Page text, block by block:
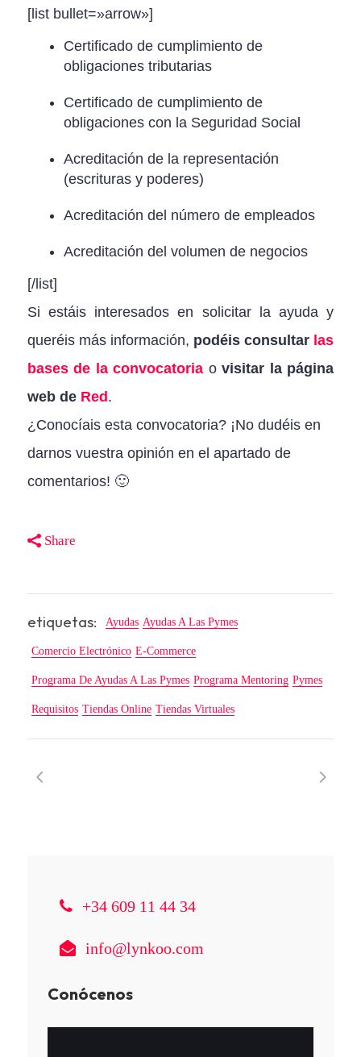
[list bullet=»arrow»]
Certificado de cumplimiento de
obligaciones tributarias
Certificado de cumplimiento de
obligaciones con la Seguridad Social
Acreditación de la representación
(escrituras y poderes)
Acreditación del número de empleados
Acreditación del volumen de negocios
[/list]
Si estáis interesados en solicitar la ayuda y
queréis más información, podéis consultar las
bases de la convocatoria ovisitar la página
web de Red .
¿Conocíais esta convocatoria? ¡No dudéis en
darnos vuestra opinión en el apartado de
comentarios! 🙂
Share
etiquetas: Ayudas Ayudas A Las Pymes
Comercio Electrónico E-Commerce
Programa De Ayudas A Las Pymes Programa Mentoring Pymes
Requisitos Tiendas Online Tiendas Virtuales
+34 609 11 44 34
info@lynkoo.com
Conócenos